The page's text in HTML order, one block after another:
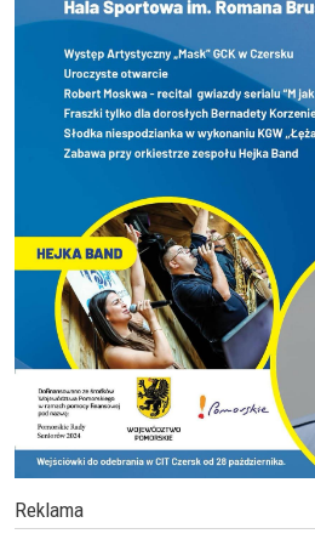
Reklama